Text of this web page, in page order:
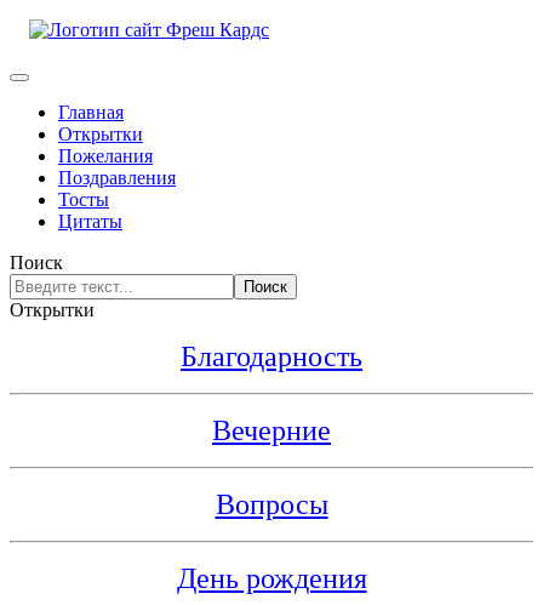
Главная
Открытки
Пожелания
Поздравления
Тосты
Цитаты
Поиск
Поиск
Открытки
Благодарность
Вечерние
Вопросы
День рождения